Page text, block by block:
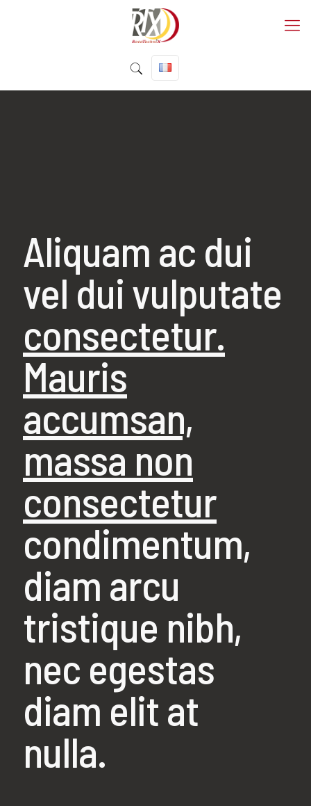
Aliquam ac dui
vel dui vulputate
consectetur.
Mauris
accumsan,
massa non
consectetur
condimentum,
diam arcu
tristique nibh,
nec egestas
diam elit at
nulla.